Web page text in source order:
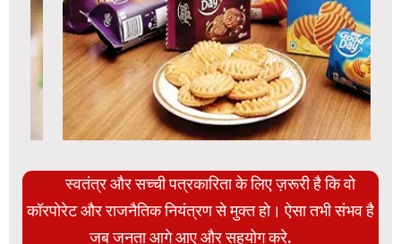
स्वतंत्र और सच्ची पत्रकारिता के लिए ज़रूरी है कि वो
कॉरपोरेट और राजनैतिक नियंत्रण से मुक्त हो। ऐसा तभी संभव है
जब जनता आगे आए और सहयोग करे.